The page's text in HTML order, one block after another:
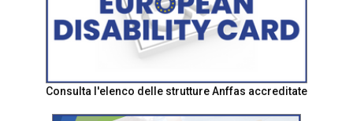
Consulta l'elenco delle strutture Anffas accreditate